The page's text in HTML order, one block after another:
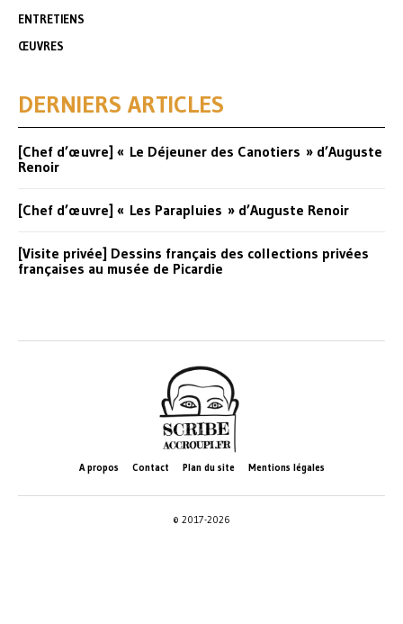
ENTRETIENS
ŒUVRES
DERNIERS ARTICLES
[Chef d’œuvre] « Le Déjeuner des Canotiers » d’Auguste
Renoir
[Chef d’œuvre] « Les Parapluies » d’Auguste Renoir
[Visite privée] Dessins français des collections privées
françaises au musée de Picardie
A propos Contact Plan du site Mentions légales
© 2017-2026